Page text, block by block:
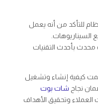
للتأكد من أنه يعمل
محدث بأحدث التقنيات
كيفية إنشاء وتشغيل
نجاح شات بوت
وتحقيق الأهداف